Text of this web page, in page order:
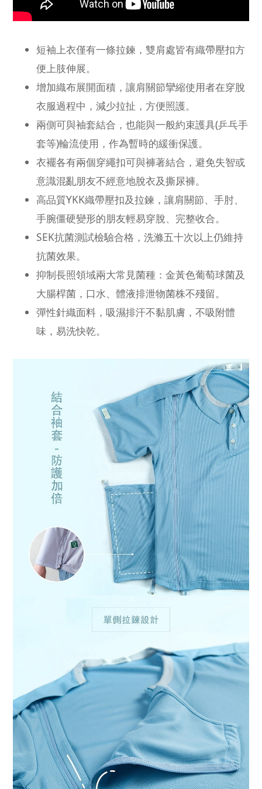
短袖上衣僅有一條拉鍊，雙肩處皆有織帶壓扣方
便上肢伸展。
增加織布展開面積，讓肩關節攣縮使用者在穿脫
衣服過程中，減少拉扯，方便照護。
兩側可與袖套結合，也能與一般約束護具(乒乓手
套等)輪流使用，作為暫時的緩衝保護。
衣襬各有兩個穿繩扣可與褲著結合，避免失智或
意識混亂朋友不經意地脫衣及撕尿褲。
高品質YKK織帶壓扣及拉鍊，讓肩關節、手肘、
手腕僵硬變形的朋友輕易穿脫、完整收合。
SEK抗菌測試檢驗合格，洗滌五十次以上仍維持
抗菌效果。
抑制長照領域兩大常見菌種：金黃色葡萄球菌及
大腸桿菌，口水、體液排泄物菌株不殘留。
彈性針織面料，吸濕排汗不黏肌膚，不吸附體
味，易洗快乾。